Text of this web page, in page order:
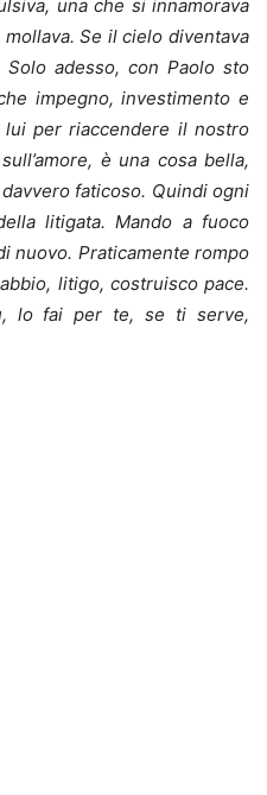
una che si innamorava
Se il cielo diventava
adesso, con Paolo sto
impegno, investimento e
per riaccendere il nostro
è una cosa bella,
faticoso. Quindi ogni
litigata. Mando a fuoco
nuovo. Praticamente rompo
litigo, costruisco pace.
lo fai per te, se ti serve,